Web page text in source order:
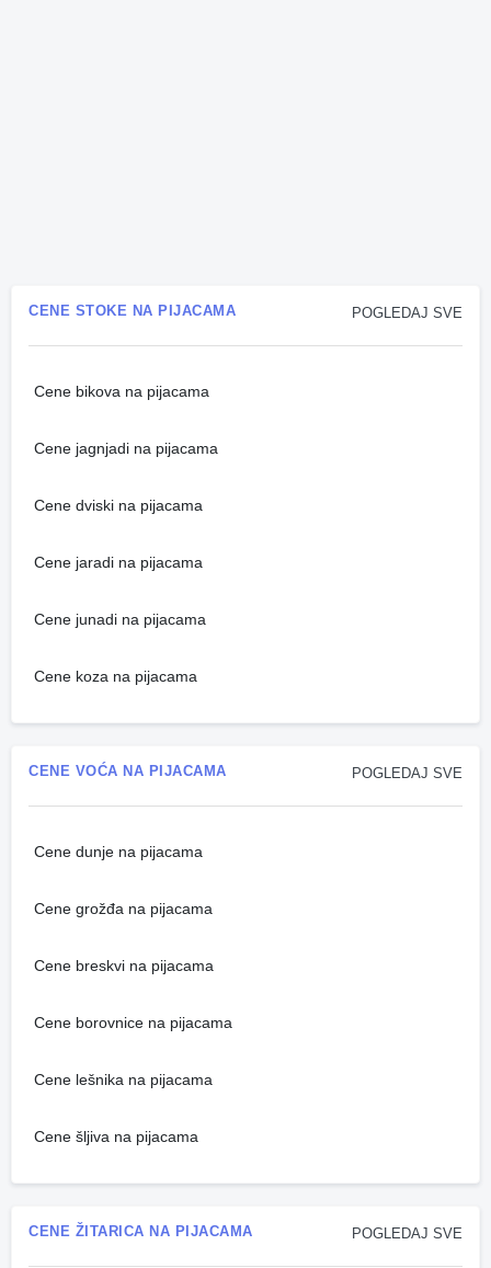
POGLEDAJ SVE
CENE STOKE NA PIJACAMA
Cene bikova na pijacama
Cene jagnjadi na pijacama
Cene dviski na pijacama
Cene jaradi na pijacama
Cene junadi na pijacama
Cene koza na pijacama
POGLEDAJ SVE
CENE VOĆA NA PIJACAMA
Cene dunje na pijacama
Cene grožđa na pijacama
Cene breskvi na pijacama
Cene borovnice na pijacama
Cene lešnika na pijacama
Cene šljiva na pijacama
POGLEDAJ SVE
CENE ŽITARICA NA PIJACAMA